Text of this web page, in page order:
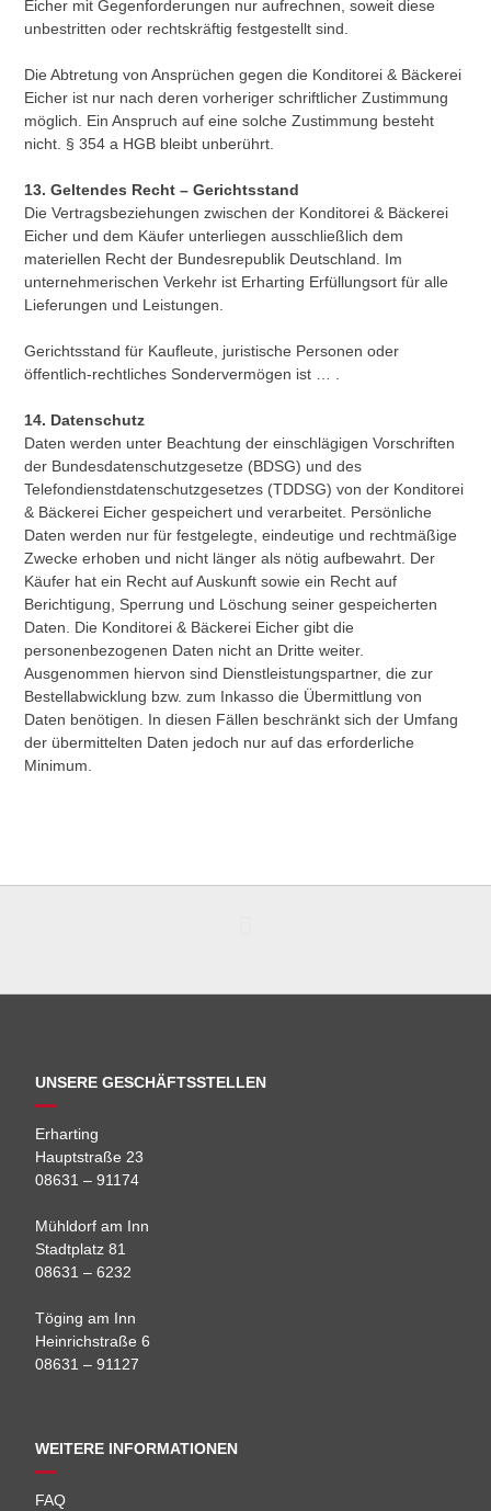
Eicher mit Gegenforderungen nur aufrechnen, soweit diese
unbestritten oder rechtskräftig festgestellt sind.
Die Abtretung von Ansprüchen gegen die Konditorei & Bäckerei
Eicher ist nur nach deren vorheriger schriftlicher Zustimmung
möglich. Ein Anspruch auf eine solche Zustimmung besteht
nicht. § 354 a HGB bleibt unberührt.
13. Geltendes Recht – Gerichtsstand
Die Vertragsbeziehungen zwischen der Konditorei & Bäckerei
Eicher und dem Käufer unterliegen ausschließlich dem
materiellen Recht der Bundesrepublik Deutschland. Im
unternehmerischen Verkehr ist Erharting Erfüllungsort für alle
Lieferungen und Leistungen.
Gerichtsstand für Kaufleute, juristische Personen oder
öffentlich-rechtliches Sondervermögen ist … .
14. Datenschutz
Daten werden unter Beachtung der einschlägigen Vorschriften
der Bundesdatenschutzgesetze (BDSG) und des
Telefondienstdatenschutzgesetzes (TDDSG) von der Konditorei
& Bäckerei Eicher gespeichert und verarbeitet. Persönliche
Daten werden nur für festgelegte, eindeutige und rechtmäßige
Zwecke erhoben und nicht länger als nötig aufbewahrt. Der
Käufer hat ein Recht auf Auskunft sowie ein Recht auf
Berichtigung, Sperrung und Löschung seiner gespeicherten
Daten. Die Konditorei & Bäckerei Eicher gibt die
personenbezogenen Daten nicht an Dritte weiter.
Ausgenommen hiervon sind Dienstleistungspartner, die zur
Bestellabwicklung bzw. zum Inkasso die Übermittlung von
Daten benötigen. In diesen Fällen beschränkt sich der Umfang
der übermittelten Daten jedoch nur auf das erforderliche
Minimum.
UNSERE GESCHÄFTSSTELLEN
Erharting
Hauptstraße 23
08631 – 91174
Mühldorf am Inn
Stadtplatz 81
08631 – 6232
Töging am Inn
Heinrichstraße 6
08631 – 91127
WEITERE INFORMATIONEN
FAQ